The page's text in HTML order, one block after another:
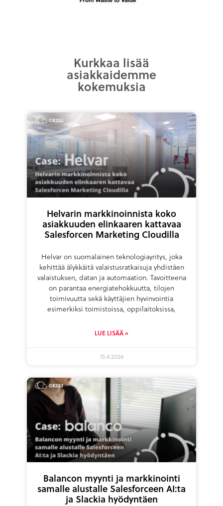
Kurkkaa lisää
asiakkaidemme
kokemuksia
Helvarin markkinoinnista koko
asiakkuuden elinkaaren kattavaa
Salesforcen Marketing Cloudilla
Helvar on suomalainen teknologiayritys, joka
kehittää älykkäitä valaistusratkaisuja yhdistäen
valaistuksen, datan ja automaation. Tavoitteena
on parantaa energiatehokkuutta, tilojen
toimivuutta sekä käyttäjien hyvinvointia
esimerkiksi toimistoissa, oppilaitoksissa,
LUE LISÄÄ »
15.4.2026
Balancon myynti ja markkinointi
samalle alustalle Salesforceen AI:ta
ja Slackia hyödyntäen